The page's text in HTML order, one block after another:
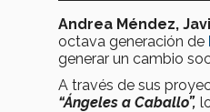
Andrea Méndez,
octava generación de
generar un cambio
A través de sus
“Ángeles a Caballo”,